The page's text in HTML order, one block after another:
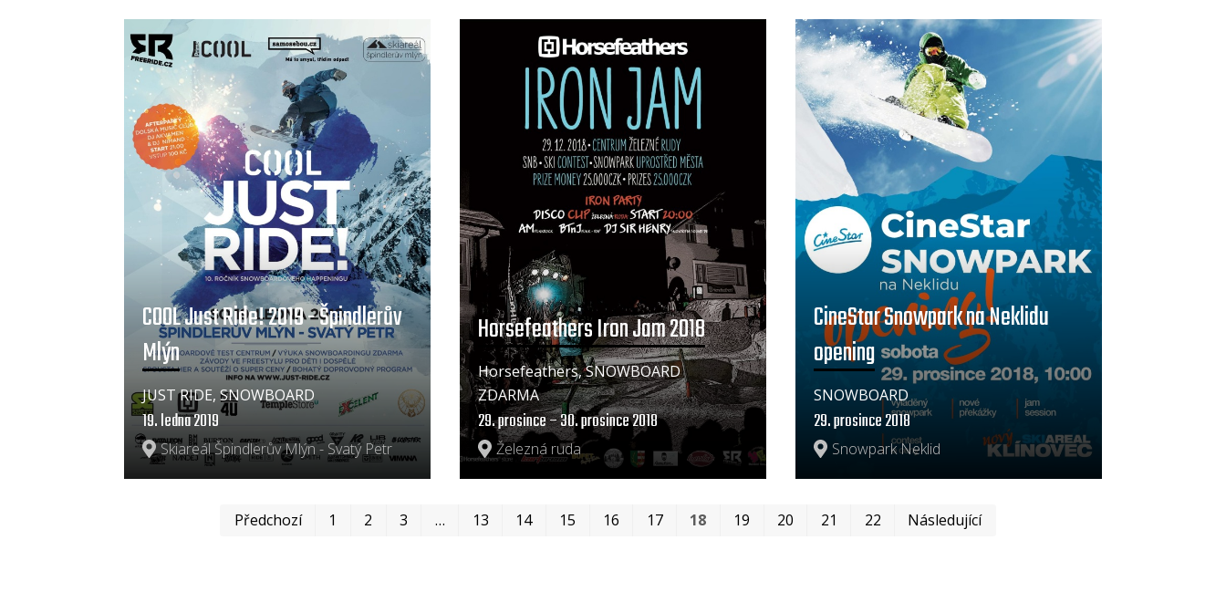
COOL Just Ride! 2019 - Špindlerův
Mlýn
Skiareál Špindlerův Mlýn - Svatý Petr
19. ledna 2019
JUST RIDE, SNOWBOARD
Horsefeathers Iron Jam 2018
Železná ruda
29. prosince – 30. prosince 2018
ZDARMA
Horsefeathers, SNOWBOARD
CineStar Snowpark na Neklidu
opening
Snowpark Neklid
29. prosince 2018
SNOWBOARD
Předchozí 1 2 3 … 13 14 15 16 17 18 19 20 21 22 Následující